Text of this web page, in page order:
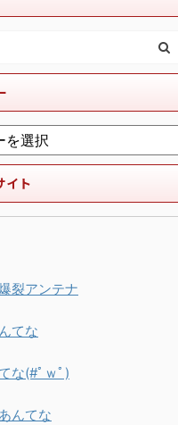
イト
裂アンテナ
てな
な(#ﾟｗﾟ)
んてな